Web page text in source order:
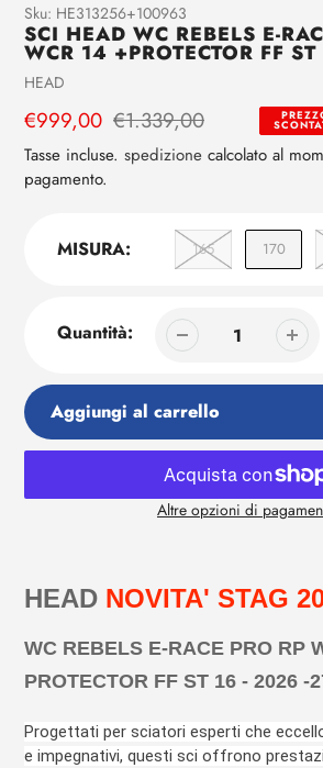
Aggiunta
di
prodotto
al
tuo
carrello
Sku: HE313256+100963
SCI HEAD WC REBELS E-
WCR 14 +PROTECTOR FF
Venditrice
HEAD
Prezzo
di
vendita
€999,00
Prezzo
regolare
€1.339,00
Tasse incluse. spedizione calcolato al
pagamento.
MISURA: 165 170
Quantità:
Aggiungi al carrello
Altre opzioni di
al
carrello
HEAD NOVITA' STAG
WC REBELS E-RACE PRO RP
PROTECTOR FF ST 16 - 2026 -
Progettati per sciatori esperti che
e impegnativi, questi sci offrono